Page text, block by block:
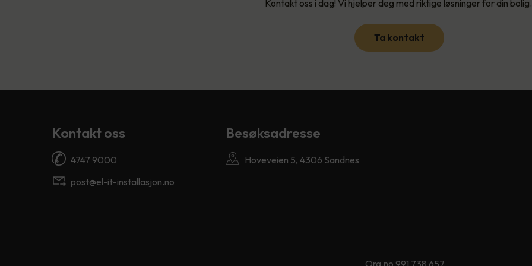
Kontakt oss i dag! Vi hjelper deg med riktige løsninger for din
Ta kontakt
Kontakt oss
4747 9000
post@el-it-installasjon.no
Besøksadresse
Hoveveien 5, 4306 Sandnes